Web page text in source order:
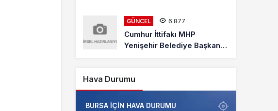
GÜNCEL 6.877
Cumhur İttifakı MHP
Yenişehir Belediye Başkan
Hava Durumu
BURSA IÇIN HAVA DURUMU